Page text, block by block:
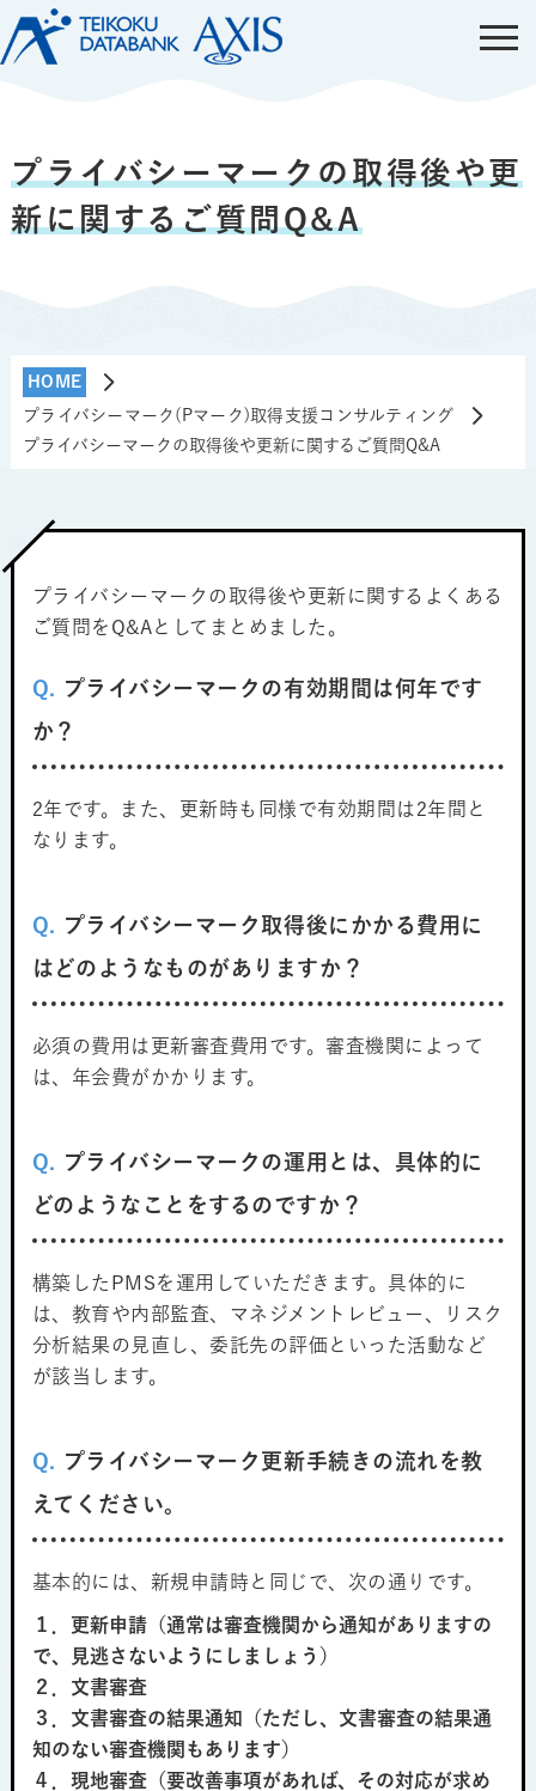
プライバシーマークの取得後や更
新に関するご質問Q&A
HOME
プライバシーマーク(Pマーク)取得支援コンサルティング
プライバシーマークの取得後や更新に関するご質問Q&A
プライバシーマークの取得後や更新に関するよくある
ご質問をQ&Aとしてまとめました。
Q. プライバシーマークの有効期間は何年です
か？
2年です。また、更新時も同様で有効期間は2年間と
なります。
Q. プライバシーマーク取得後にかかる費用に
はどのようなものがありますか？
必須の費用は更新審査費用です。審査機関によって
は、年会費がかかります。
Q. プライバシーマークの運用とは、具体的に
どのようなことをするのですか？
構築したPMSを運用していただきます。具体的に
は、教育や内部監査、マネジメントレビュー、リスク
分析結果の見直し、委託先の評価といった活動など
が該当します。
Q. プライバシーマーク更新手続きの流れを教
えてください。
基本的には、新規申請時と同じで、次の通りです。
１．更新申請（通常は審査機関から通知がありますの
で、見逃さないようにしましょう）
２．文書審査
３．文書審査の結果通知（ただし、文書審査の結果通
知のない審査機関もあります）
４．現地審査（要改善事項があれば、その対応が求め